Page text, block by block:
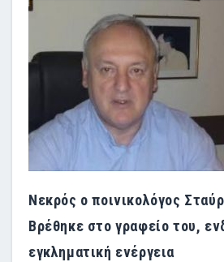
Νεκρός ο ποινικολόγος
Βρέθηκε στο γραφείο του,
εγκληματική ενέργεια